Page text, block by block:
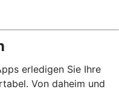
erledigen Sie Ihre
Von daheim und